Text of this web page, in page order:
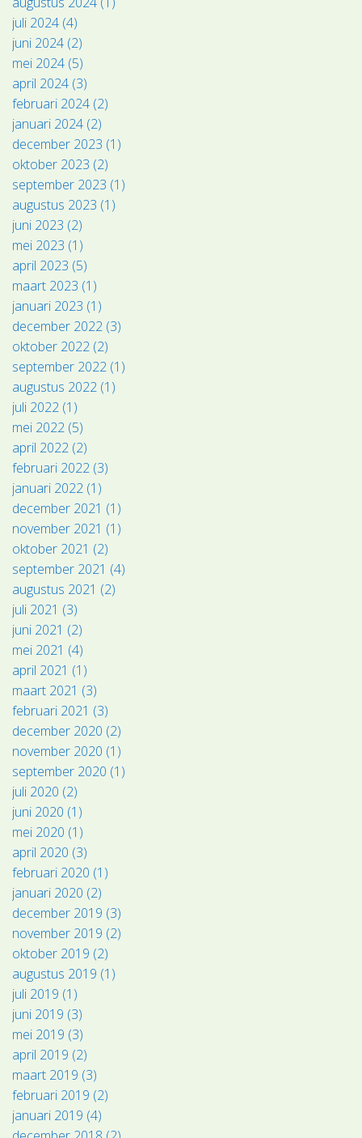
juli 2024 (4)
juni 2024 (2)
mei 2024 (5)
april 2024 (3)
februari 2024 (2)
januari 2024 (2)
december 2023 (1)
oktober 2023 (2)
september 2023 (1)
augustus 2023 (1)
juni 2023 (2)
mei 2023 (1)
april 2023 (5)
maart 2023 (1)
januari 2023 (1)
december 2022 (3)
oktober 2022 (2)
september 2022 (1)
augustus 2022 (1)
juli 2022 (1)
mei 2022 (5)
april 2022 (2)
februari 2022 (3)
januari 2022 (1)
december 2021 (1)
november 2021 (1)
oktober 2021 (2)
september 2021 (4)
augustus 2021 (2)
juli 2021 (3)
juni 2021 (2)
mei 2021 (4)
april 2021 (1)
maart 2021 (3)
februari 2021 (3)
december 2020 (2)
november 2020 (1)
september 2020 (1)
juli 2020 (2)
juni 2020 (1)
mei 2020 (1)
april 2020 (3)
februari 2020 (1)
januari 2020 (2)
december 2019 (3)
november 2019 (2)
oktober 2019 (2)
augustus 2019 (1)
juli 2019 (1)
juni 2019 (3)
mei 2019 (3)
april 2019 (2)
maart 2019 (3)
februari 2019 (2)
januari 2019 (4)